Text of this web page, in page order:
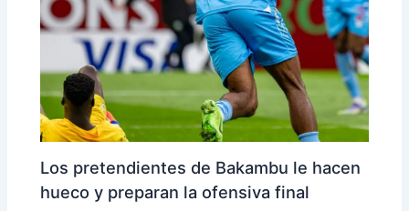
Los pretendientes de Bakambu le hacen
hueco y preparan la ofensiva final